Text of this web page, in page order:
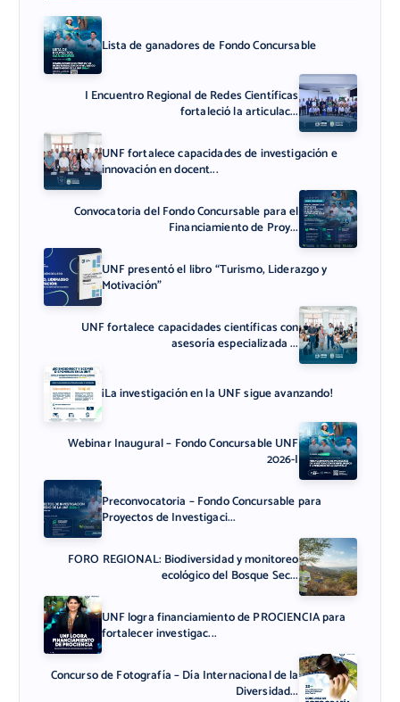
Lista de ganadores de Fondo Concursable
I Encuentro Regional de Redes Científicas
fortaleció la articulac...
UNF fortalece capacidades de investigación e
innovación en docent...
Convocatoria del Fondo Concursable para el
Financiamiento de Proy...
UNF presentó el libro “Turismo, Liderazgo y
Motivación”
UNF fortalece capacidades científicas con
asesoría especializada ...
¡La investigación en la UNF sigue avanzando!
Webinar Inaugural – Fondo Concursable UNF
2026-I
Preconvocatoria – Fondo Concursable para
Proyectos de Investigaci...
FORO REGIONAL: Biodiversidad y monitoreo
ecológico del Bosque Sec...
UNF logra financiamiento de PROCIENCIA para
fortalecer investigac...
Concurso de Fotografía – Día Internacional de la
Diversidad...